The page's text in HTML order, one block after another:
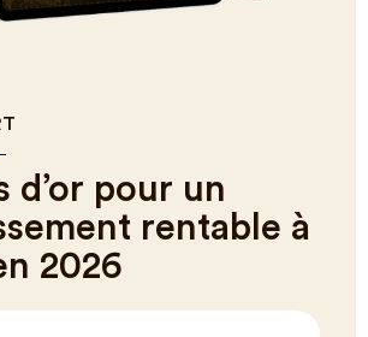
d’or pour un
rentable à
2026